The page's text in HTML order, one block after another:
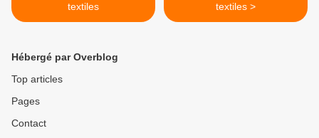
textiles
textiles >
Hébergé par Overblog
Top articles
Pages
Contact